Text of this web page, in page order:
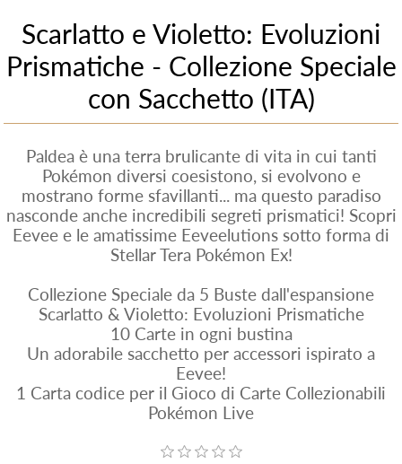
Scarlatto e Violetto: Evoluzioni
Prismatiche - Collezione Speciale
con Sacchetto (ITA)
Paldea è una terra brulicante di vita in cui tanti
Pokémon diversi coesistono, si evolvono e
mostrano forme sfavillanti... ma questo paradiso
nasconde anche incredibili segreti prismatici! Scopri
Eevee e le amatissime Eeveelutions sotto forma di
Stellar Tera Pokémon Ex!
Collezione Speciale da 5 Buste dall'espansione
Scarlatto & Violetto: Evoluzioni Prismatiche
10 Carte in ogni bustina
Un adorabile sacchetto per accessori ispirato a
Eevee!
1 Carta codice per il Gioco di Carte Collezionabili
Pokémon Live